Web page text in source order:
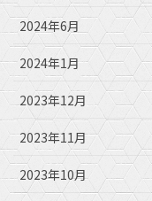
2024年6月
2024年1月
2023年12月
2023年11月
2023年10月